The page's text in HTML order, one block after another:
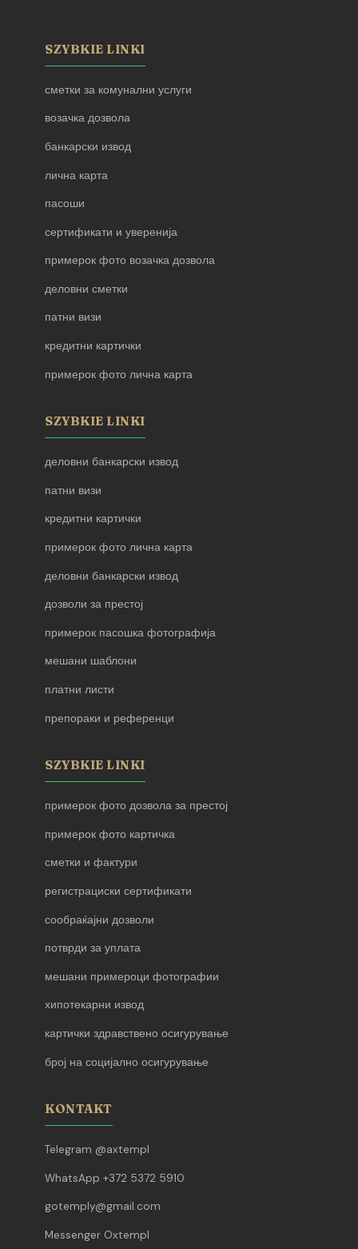
SZYBKIE LINKI
сметки за комунални услуги
возачка дозвола
банкарски извод
лична карта
пасоши
сертификати и уверенија
примерок фото возачка дозвола
деловни сметки
патни визи
кредитни картички
примерок фото лична карта
SZYBKIE LINKI
деловни банкарски извод
патни визи
кредитни картички
примерок фото лична карта
деловни банкарски извод
дозволи за престој
примерок пасошка фотографија
мешани шаблони
платни листи
препораки и референци
SZYBKIE LINKI
примерок фото дозвола за престој
примерок фото картичка
сметки и фактури
регистрациски сертификати
сообраќајни дозволи
потврди за уплата
мешани примероци фотографии
хипотекарни извод
картички здравствено осигурување
број на социјално осигурување
KONTAKT
Telegram @axtempl
WhatsApp +372 5372 5910
gotemply@gmail.com
Messenger Oxtempl